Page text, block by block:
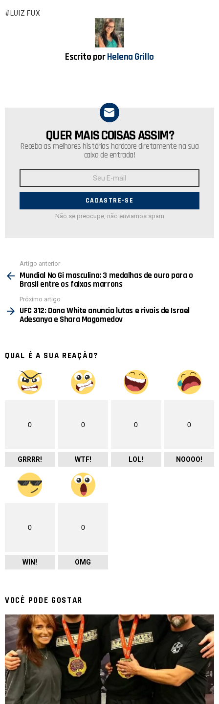
o
LUIZ FUX
Escrito porHelena Grillo
NEWSLETTER
QUER MAIS COISAS ASSIM?
Receba as melhores histórias hardcore diretamente na sua
caixa de entrada!
E-
Não se preocupe, não enviamos spam
mais
Artigo anterior
Mundial No Gi masculino: 3 medalhas de ouro para o
Brasil entre os faixas marrons
Próximo artigo
UFC 312: Dana White anuncia lutas e rivais de Israel
Adesanya e Shara Magomedov
QUAL É A SUA REAÇÃO?
0
GRRRR!
0
WTF!
0
LOL!
0
NOOOO!
0
WIN!
0
OMG
VOCÊ PODE GOSTAR